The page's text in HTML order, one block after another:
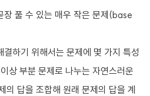
장 풀 수 있는 매우 작은 문제(base
하기 위해서는 문제에 몇 가지 특성
상 부분 문제로 나누는 자연스러운
의 답을 조합해 원래 문제의 답을 계